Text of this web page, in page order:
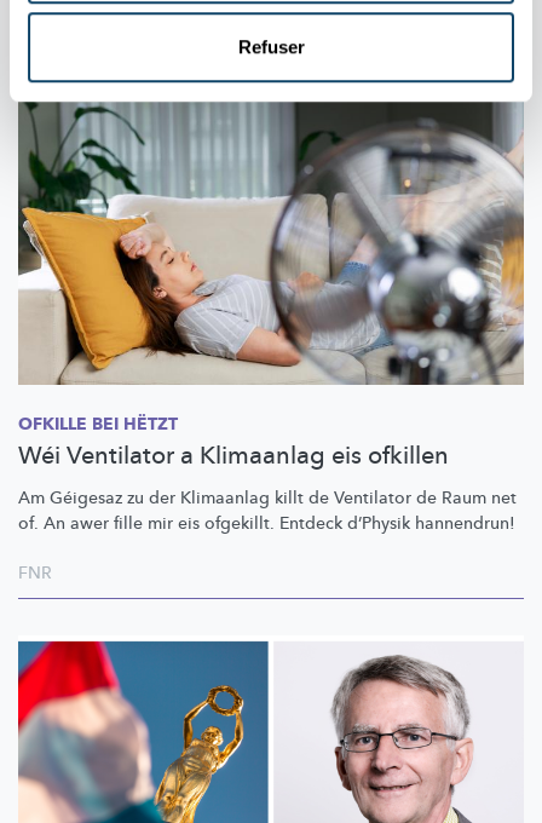
Refuser
Aussi dans cette rubrique
OFKILLE BEI HËTZT
Wéi Ventilator a Klimaanlag eis ofkillen
Am Géigesaz zu der Klimaanlag killt de Ventilator de Raum net
of. An awer fille mir eis ofgekillt. Entdeck d’Physik hannendrun!
FNR